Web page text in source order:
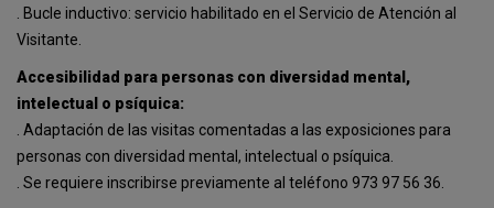
. Bucle inductivo: servicio habilitado en el Servicio de Atención al
Visitante.
Accesibilidad para personas con diversidad mental,
intelectual o psíquica:
. Adaptación de las visitas comentadas a las exposiciones para
personas con diversidad mental, intelectual o psíquica.
. Se requiere inscribirse previamente al teléfono 973 97 56 36.